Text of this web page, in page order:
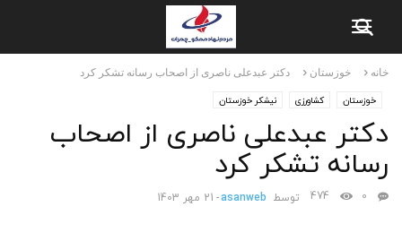
خانه خوزستان دکتر عبدعلی ناصری از اصحاب رسانه تشکر کرد
خوزستان کشاورزی نیشکر خوزستان
دکتر عبدعلی ناصری از اصحاب
رسانه تشکر کرد
توسط asanweb
- 21 مهر 1403 0
474